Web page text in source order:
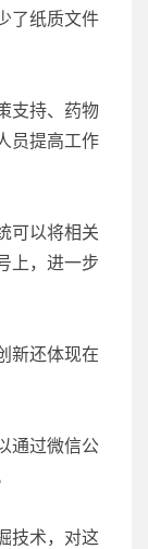
了纸质文件
支持、药物
员提高工作
可以将相关
上，进一步
新还体现在
通过微信公
技术，对这